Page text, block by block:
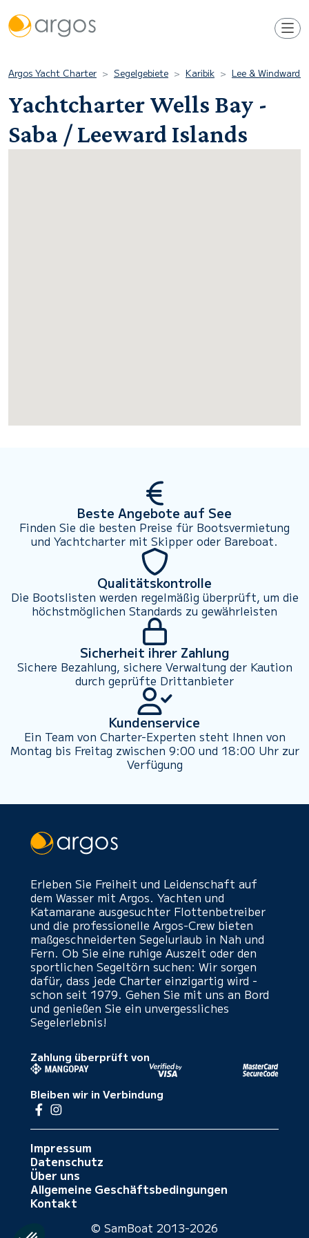
Argos Yacht Charter Segelgebiete Karibik Lee & Windward
Yachtcharter Wells Bay -
Saba / Leeward Islands
Beste Angebote auf See
Finden Sie die besten Preise für Bootsvermietung
und Yachtcharter mit Skipper oder Bareboat.
Qualitätskontrolle
Die Bootslisten werden regelmäßig überprüft, um die
höchstmöglichen Standards zu gewährleisten
Sicherheit ihrer Zahlung
Sichere Bezahlung, sichere Verwaltung der Kaution
durch geprüfte Drittanbieter
Kundenservice
Ein Team von Charter-Experten steht Ihnen von
Montag bis Freitag zwischen 9:00 und 18:00 Uhr zur
Verfügung
Erleben Sie Freiheit und Leidenschaft auf
dem Wasser mit Argos. Yachten und
Katamarane ausgesuchter Flottenbetreiber
und die professionelle Argos-Crew bieten
maßgeschneiderten Segelurlaub in Nah und
Fern. Ob Sie eine ruhige Auszeit oder den
sportlichen Segeltörn suchen: Wir sorgen
dafür, dass jede Charter einzigartig wird -
schon seit 1979. Gehen Sie mit uns an Bord
und genießen Sie ein unvergessliches
Segelerlebnis!
Zahlung überprüft von
Bleiben wir in Verbindung
Impressum
Datenschutz
Über uns
Allgemeine Geschäftsbedingungen
Kontakt
© SamBoat 2013-2026